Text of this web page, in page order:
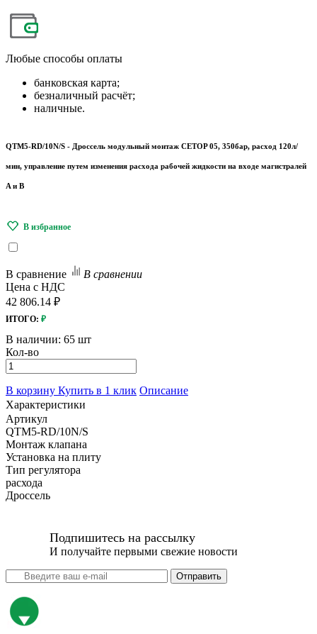
Любые способы оплаты
банковская карта;
безналичный расчёт;
наличные.
QTM5-RD/10N/S - Дроссель модульный монтаж CETOP 05, 350бар, расход 120л/
мин, управление путем изменения расхода рабочей жидкости на входе магистралей
A и B
В сравнение
В сравнении
Цена с НДС
42 806.14 ₽
ИТОГО: ₽
В наличии: 65 шт
Кол-во
В корзину Купить в 1 клик Описание
Характеристики
Артикул
QTM5-RD/10N/S
Монтаж клапана
Установка на плиту
Тип регулятора
расхода
Дроссель
Подпишитесь на рассылку
И получайте первыми свежие новости
Отправить